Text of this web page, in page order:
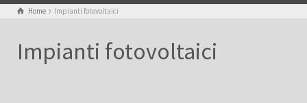
Home Impianti fotovoltaici
Impianti fotovoltaici